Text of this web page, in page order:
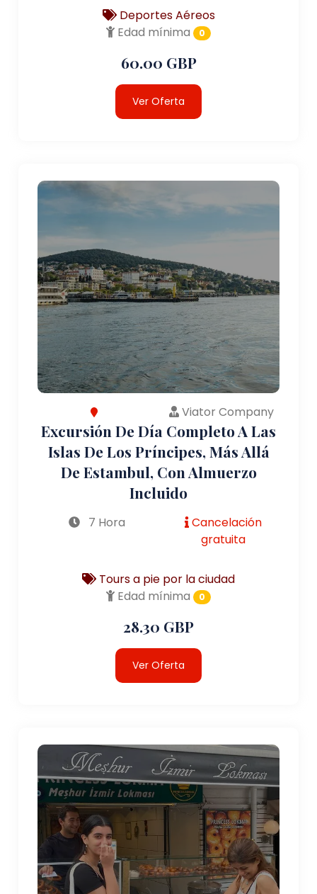
Deportes Aéreos
Edad mínima
0
60.00 GBP
Ver Oferta
Viator Company
Excursión De Día Completo A Las
Islas De Los Príncipes, Más Allá
De Estambul, Con Almuerzo
Incluido
7 Hora
Cancelación
gratuita
Tours a pie por la ciudad
Edad mínima
0
28.30 GBP
Ver Oferta